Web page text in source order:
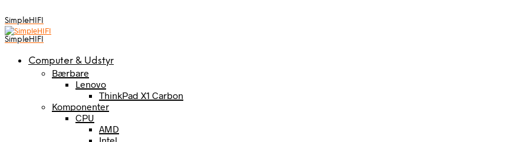
SimpleHIFI
SimpleHIFI
Computer & Udstyr
Bærbare
Lenovo
ThinkPad X1 Carbon
Komponenter
CPU
AMD